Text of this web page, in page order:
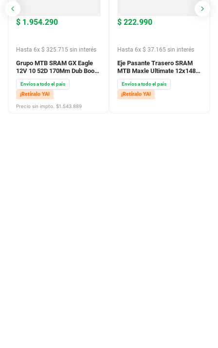
$ 1.954.290
Hasta 6x $ 325.715 sin interés
Grupo MTB SRAM GX Eagle
12V 10 52D 170Mm Dub Boost
32D Ln Full
Envíos a todo el país
¡Retíralo YA!
Precio sin impto. $1.543.889
$ 222.990
Hasta 6x $ 37.165 sin interés
Eje Pasante Trasero SRAM
MTB Maxle Ultimate 12x148/L
180/TL 20/TP M12X1.75
Envíos a todo el país
¡Retíralo YA!